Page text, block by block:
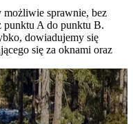
możliwie sprawnie, bez
punktu A do punktu B.
dowiadujemy się
się za oknami oraz